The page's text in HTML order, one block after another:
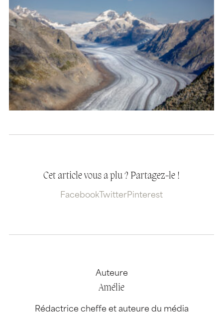
Cet article vous a plu ? Partagez-le !
Facebook TwitterPinterest
Auteure
Amélie
Rédactrice cheffe et auteure du média